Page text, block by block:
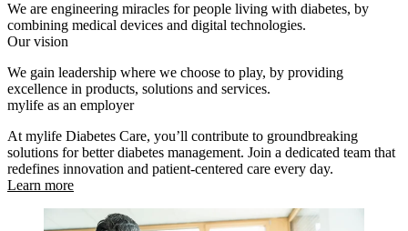
We are engineering miracles for people living with diabetes, by
combining medical devices and digital technologies.
Our vision
We gain leadership where we choose to play, by providing
excellence in products, solutions and services.
mylife as an employer
At mylife Diabetes Care, you’ll contribute to groundbreaking
solutions for better diabetes management. Join a dedicated team that
redefines innovation and patient-centered care every day.
Learn more